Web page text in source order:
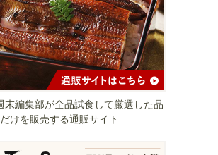
末編集部が全品試食して厳選した品
だけを販売する通販サイト